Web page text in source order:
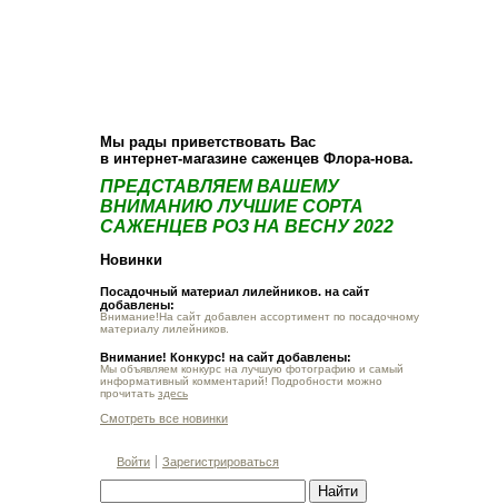
Мы рады приветствовать Вас
в интернет-магазине саженцев Флора-нова.
ПРЕДСТАВЛЯЕМ ВАШЕМУ
ВНИМАНИЮ ЛУЧШИЕ СОРТА
САЖЕНЦЕВ РОЗ НА ВЕСНУ 2022
Новинки
Посадочный материал лилейников. на сайт
добавлены:
Внимание!На сайт добавлен ассортимент по посадочному
материалу лилейников.
Внимание! Конкурс! на сайт добавлены:
Мы объявляем конкурс на лучшую фотографию и самый
информативный комментарий! Подробности можно
прочитать здесь
Смотреть все новинки
Войти Зарегистрироваться